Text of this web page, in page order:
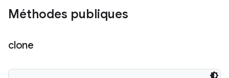
Méthodes publiques
clone